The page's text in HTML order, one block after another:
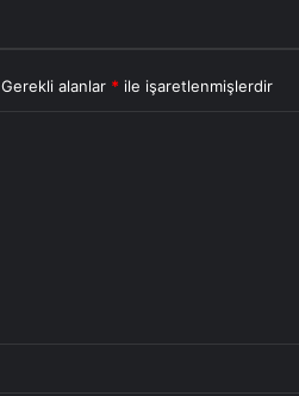
Gerekli alanlar * ile işaretlenmişlerdir